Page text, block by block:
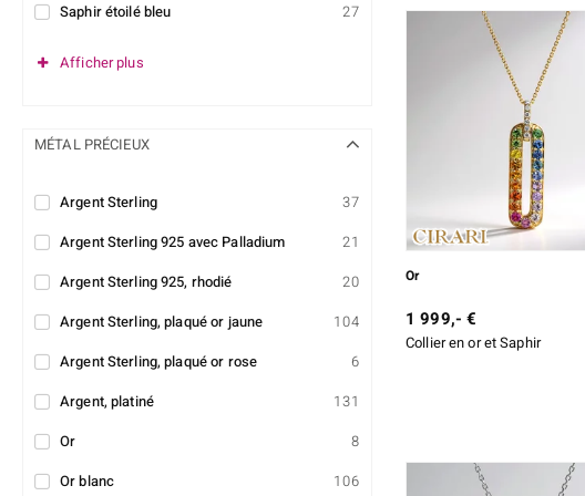
Saphir étoilé bleu 27
Afficher plus
MÉTAL PRÉCIEUX
Argent Sterling
37
Argent Sterling 925 avec Palladium
21
Argent Sterling 925, rhodié
20
Argent Sterling, plaqué or jaune
104
Argent Sterling, plaqué or rose
6
Argent, platiné
131
Or
8
Or blanc
106
Or
1 999,- €
Collier en or et Saphir